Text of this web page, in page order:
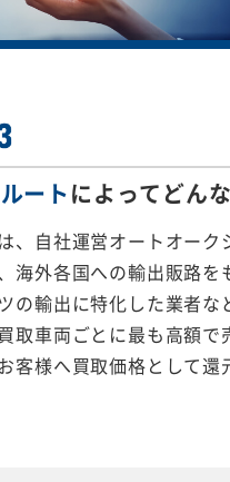
ートによってどん
、自社運営オートオー
海外各国への輸出販路
の輸出に特化した業者
取車両ごとに最も高額
客様へ買取価格として